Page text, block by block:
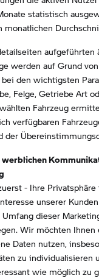
statistisch
monatlichen
aufgeführten
werden auf Grund von
den wichtigsten
Felge, Getriebe Art
Fahrzeug
verfügbaren
der
- Ihre
unserer
dieser
Wir möchten
Daten nutzen,
zu individualisieren
wie möglich zu